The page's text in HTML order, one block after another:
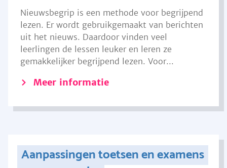
Nieuwsbegrip is een methode voor begrijpend
lezen. Er wordt gebruikgemaakt van berichten
uit het nieuws. Daardoor vinden veel
leerlingen de lessen leuker en leren ze
gemakkelijker begrijpend lezen. Voor...
Meer informatie
Aanpassingen toetsen en examens